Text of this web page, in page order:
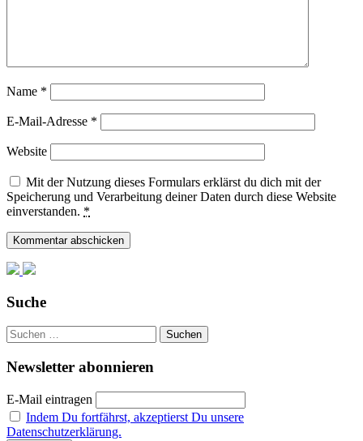
Name *
E-Mail-Adresse *
Website
Mit der Nutzung dieses Formulars erklärst du dich mit der
Speicherung und Verarbeitung deiner Daten durch diese Website
einverstanden. *
Suche
Suchen
nach:
Newsletter abonnieren
E-Mail eintragen
Indem Du fortfährst, akzeptierst Du unsere
Datenschutzerklärung.